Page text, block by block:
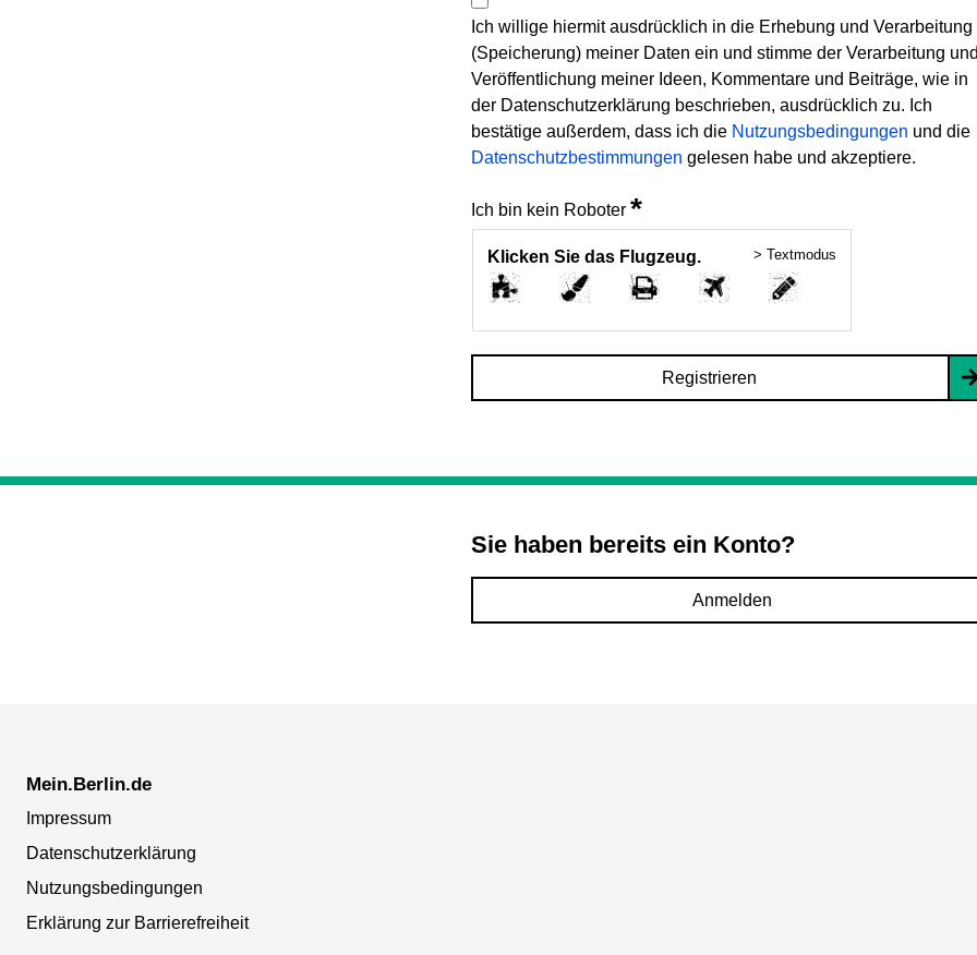
Ich willige hiermit ausdrücklich in die Erhebung und Verarbeitung
(Speicherung) meiner Daten ein und stimme der Verarbeitung und
Veröffentlichung meiner Ideen, Kommentare und Beiträge, wie in
der Datenschutzerklärung beschrieben, ausdrücklich zu. Ich
bestätige außerdem, dass ich die Nutzungsbedingungen und die
Datenschutzbestimmungen gelesen habe und akzeptiere.
Ich bin kein Roboter *
Klicken Sie das Flugzeug. > Textmodus
Registrieren
Sie haben bereits ein Konto?
Anmelden
Mein.Berlin.de
Impressum
Datenschutzerklärung
Nutzungsbedingungen
Erklärung zur Barrierefreiheit